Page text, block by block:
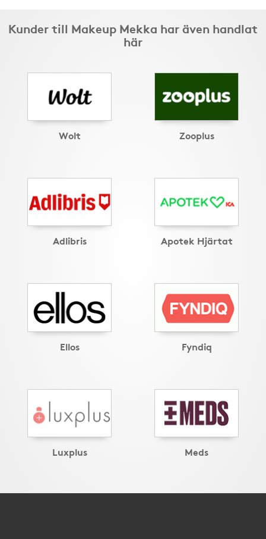
Kunder till Makeup Mekka har även handlat
här
Wolt Zooplus
Adlibris Apotek Hjärtat
Ellos Fyndiq
Luxplus Meds